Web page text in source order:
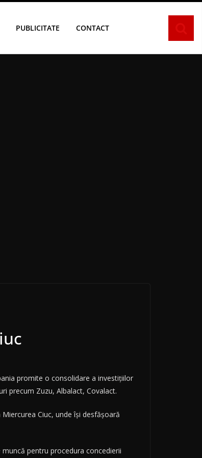
PUBLICITATE CONTACT
promite o consolidare a investițiilor
precum Zuzu, Albalact, Covalact.
Ciuc, unde își desfășoară
pentru procedura concedierii